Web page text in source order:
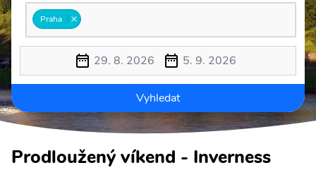
Praha
29. 8. 2026 5. 9. 2026
Vyhledat
Prodloužený víkend - Inverness